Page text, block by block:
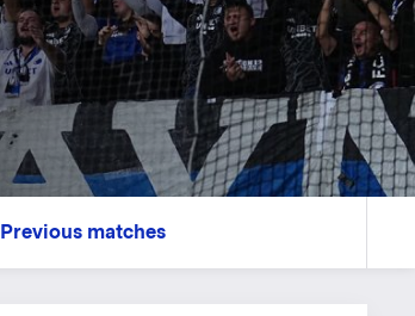
Previous matches